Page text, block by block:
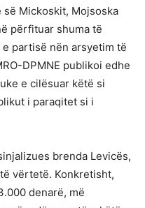
së Mickoskit, Mojsoska
përfituar shuma të
partisë nën arsyetim të
DPMNE publikoi edhe
e cilësuar këtë si
i paraqitet si i
brenda Levicës,
vërtetë. Konkretisht,
denarë, më